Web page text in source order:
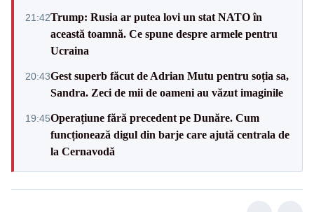
21:42Trump: Rusia ar putea lovi un stat NATO în
această toamnă. Ce spune despre armele pentru
Ucraina
20:43Gest superb făcut de Adrian Mutu pentru soția sa,
Sandra. Zeci de mii de oameni au văzut imaginile
19:45Operațiune fără precedent pe Dunăre. Cum
funcționează digul din barje care ajută centrala de
la Cernavodă